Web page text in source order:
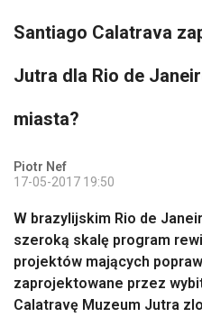
Santiago Calatrava
Jutra dla Rio de
miasta?
Piotr Nef
17-05-2017 19:50
W brazylijskim Rio de
szeroką skalę program
projektów mających
zaprojektowane przez
Calatravę Muzeum Jutra